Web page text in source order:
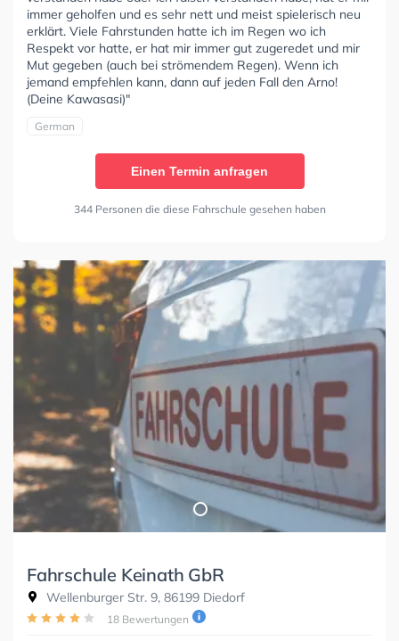
immer geholfen und es sehr nett und meist spielerisch neu
erklärt. Viele Fahrstunden hatte ich im Regen wo ich
Respekt vor hatte, er hat mir immer gut zugeredet und mir
Mut gegeben (auch bei strömendem Regen). Wenn ich
jemand empfehlen kann, dann auf jeden Fall den Arno!
(Deine Kawasasi)"
German
Einen Termin anfragen
344 Personen die diese Fahrschule gesehen haben
Fahrschule Keinath GbR
Wellenburger Str. 9, 86199 Diedorf
18 Bewertungen